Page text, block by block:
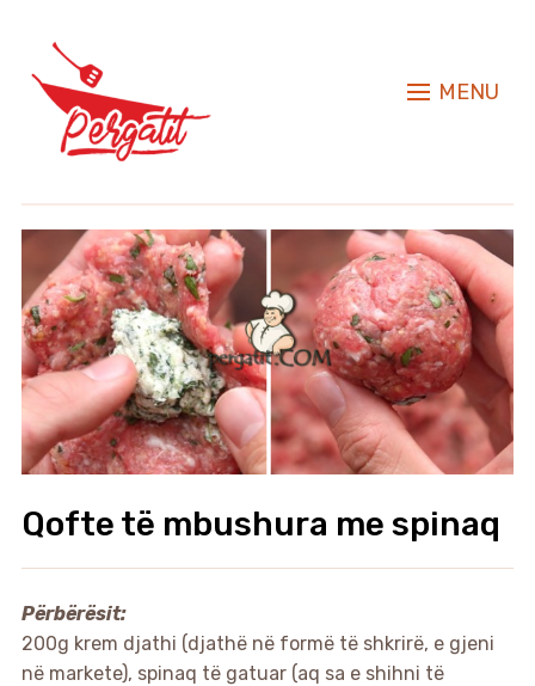
MENU
Qofte të mbushura me spinaq
Përbërësit:
200g krem djathi (djathë në formë të shkrirë, e gjeni
në markete), spinaq të gatuar (aq sa e shihni të